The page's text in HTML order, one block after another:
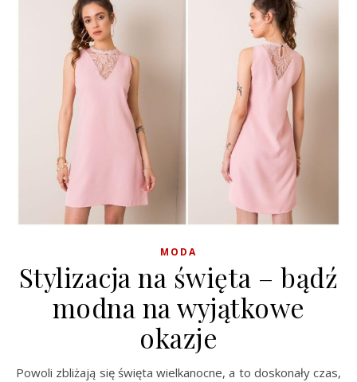
MODA
Stylizacja na święta – bądź
modna na wyjątkowe
okazje
Powoli zbliżają się święta wielkanocne, a to doskonały czas,